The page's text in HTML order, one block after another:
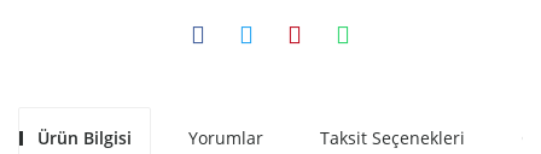
Ürün Bilgisi Yorumlar Taksit Seçenekleri